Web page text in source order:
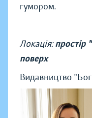
гумором.
Локація:простір
поверх
Видавництво